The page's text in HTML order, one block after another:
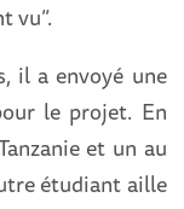
vu”.
il a envoyé une
le projet. En
et un au
étudiant aille